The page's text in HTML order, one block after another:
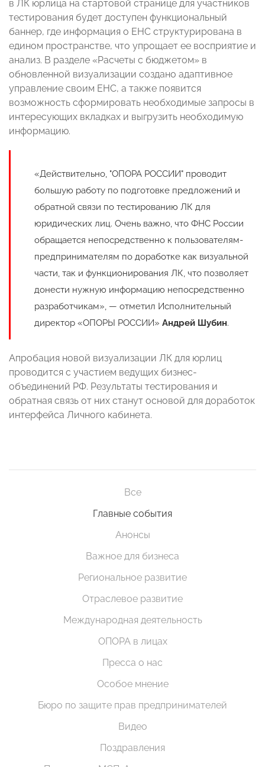
в ЛК юрлица на стартовой странице для участников
тестирования будет доступен функциональный
баннер, где информация о ЕНС структурирована в
едином пространстве, что упрощает ее восприятие и
анализ. В разделе «Расчеты с бюджетом» в
обновленной визуализации создано адаптивное
управление своим ЕНС, а также появится
возможность сформировать необходимые запросы в
интересующих вкладках и выгрузить необходимую
информацию.
«Действительно, "ОПОРА РОССИИ" проводит
большую работу по подготовке предложений и
обратной связи по тестированию ЛК для
юридических лиц. Очень важно, что ФНС России
обращается непосредственно к пользователям-
предпринимателям по доработке как визуальной
части, так и функционирования ЛК, что позволяет
донести нужную информацию непосредственно
разработчикам», — отметил Исполнительный
директор «ОПОРЫ РОССИИ» Андрей Шубин.
Апробация новой визуализации ЛК для юрлиц
проводится с участием ведущих бизнес-
объединений РФ. Результаты тестирования и
обратная связь от них станут основой для доработок
интерфейса Личного кабинета.
Все
Главные события
Анонсы
Важное для бизнеса
Региональное развитие
Отраслевое развитие
Международная деятельность
ОПОРА в лицах
Пресса о нас
Особое мнение
Бюро по защите прав предпринимателей
Видео
Поздравления